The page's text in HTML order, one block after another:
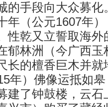
的手段向大众募
年（公元1607年
性乾又立誓取海
郁林洲（今广西
长的檀香巨木并
年）佛像运抵如
建了钟鼓楼，云